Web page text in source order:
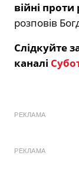
війні проти
розповів
Слідкуйте
каналі
РЕКЛАМА
РЕКЛАМА